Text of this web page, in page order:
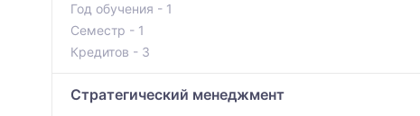
Год обучения - 1
Семестр - 1
Кредитов - 3
Стратегический менеджмент